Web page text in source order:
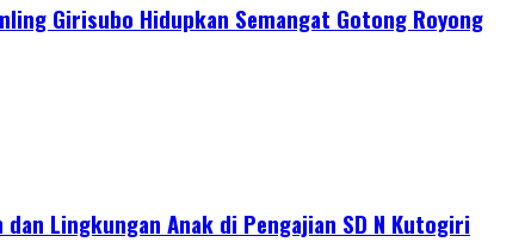
Girisubo Hidupkan Semangat Gotong Royong
Lingkungan Anak di Pengajian SD N Kutogiri